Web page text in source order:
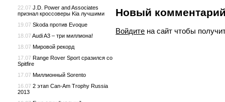
Новый
Войдите на сайт чтобы
22.07 J.D. Power and Associates
признал кроссоверы Kia лучшими
19.07 Skoda против Evoque
18.07Audi A3 – три миллиона!
18.07 Мировой рекорд
17.07 Range Rover Sport сразился со
Spitfire
17.07 Миллионный Sorento
16.07 2 этап Can-Am Trophy Russia
2013